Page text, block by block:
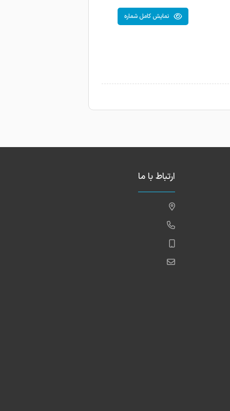
نمایش کامل شماره
ارتباط با ما